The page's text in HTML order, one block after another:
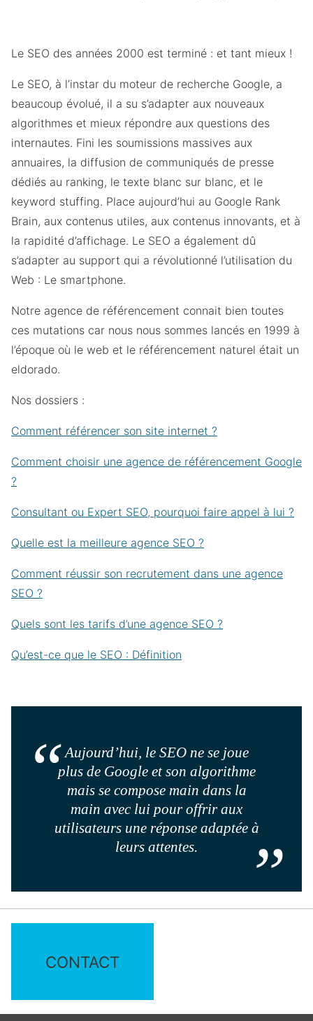
Le SEO des années 2000 est terminé : et tant mieux !
Le SEO, à l’instar du moteur de recherche Google, a
beaucoup évolué, il a su s’adapter aux nouveaux
algorithmes et mieux répondre aux questions des
internautes. Fini les soumissions massives aux
annuaires, la diffusion de communiqués de presse
dédiés au ranking, le texte blanc sur blanc, et le
keyword stuffing. Place aujourd’hui au Google Rank
Brain, aux contenus utiles, aux contenus innovants, et à
la rapidité d’affichage. Le SEO a également dû
s’adapter au support qui a révolutionné l’utilisation du
Web : Le smartphone.
Notre agence de référencement connait bien toutes
ces mutations car nous nous sommes lancés en 1999 à
l’époque où le web et le référencement naturel était un
eldorado.
Nos dossiers :
Comment référencer son site internet ?
Comment choisir une agence de référencement Google
?
Consultant ou Expert SEO, pourquoi faire appel à lui ?
Quelle est la meilleure agence SEO ?
Comment réussir son recrutement dans une agence
SEO ?
Quels sont les tarifs d’une agence SEO ?
Qu’est-ce que le SEO : Définition
Aujourd’hui, le SEO ne se joue
plus de Google et son algorithme
mais se compose main dans la
main avec lui pour offrir aux
utilisateurs une réponse adaptée à
leurs attentes.
CONTACT